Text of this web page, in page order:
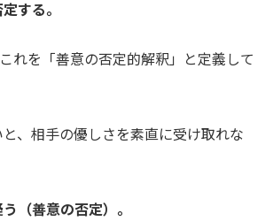
する。
れを「善意の否定的解釈」と定義して
、相手の優しさを素直に受け取れな
（善意の否定）。